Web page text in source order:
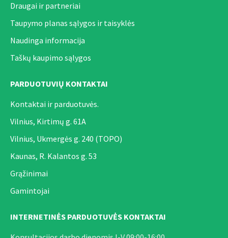
Draugai ir partneriai
Taupymo planas sąlygos ir taisyklės
Naudinga informacija
Taškų kaupimo sąlygos
PARDUOTUVIŲ KONTAKTAI
Kontaktai ir parduotuvės.
Vilnius, Kirtimų g. 61A
Vilnius, Ukmergės g. 240 (TOPO)
Kaunas, R. Kalantos g. 53
Grąžinimai
Gamintojai
INTERNETINĖS PARDUOTUVĖS KONTAKTAI